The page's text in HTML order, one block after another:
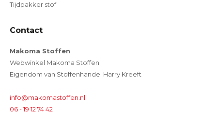
Tijdpakker stof
Contact
Makoma Stoffen
Webwinkel Makoma Stoffen
Eigendom van Stoffenhandel Harry Kreeft
info@makomastoffen.nl
06 - 19 12 74 42